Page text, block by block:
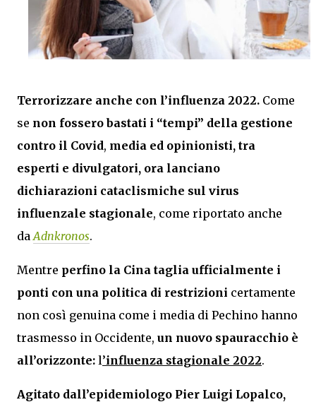
Terrorizzare anche con l’influenza 2022. Come
se non fossero bastati i “tempi” della gestione
contro il Covid, media ed opinionisti, tra
esperti e divulgatori, ora lanciano
dichiarazioni cataclismiche sul virus
influenzale stagionale, come riportato anche
daAdnkronos.
Mentre perfino la Cina taglia ufficialmente i
ponti con una politica di restrizioni certamente
non così genuina come i media di Pechino hanno
trasmesso in Occidente, un nuovo spauracchio è
all’orizzonte: l’influenza stagionale 2022.
Agitato dall’epidemiologo Pier Luigi Lopalco,